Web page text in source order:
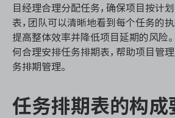
DevOps
资源和工时管理
IPD 研发管理
目经理合理分配任务，确保项目按计
表，团队可以清晰地看到每个任务的
提高整体效率并降低项目延期的风险
何合理安排任务排期表，帮助项目管
务排期管理。
任务排期表的构成